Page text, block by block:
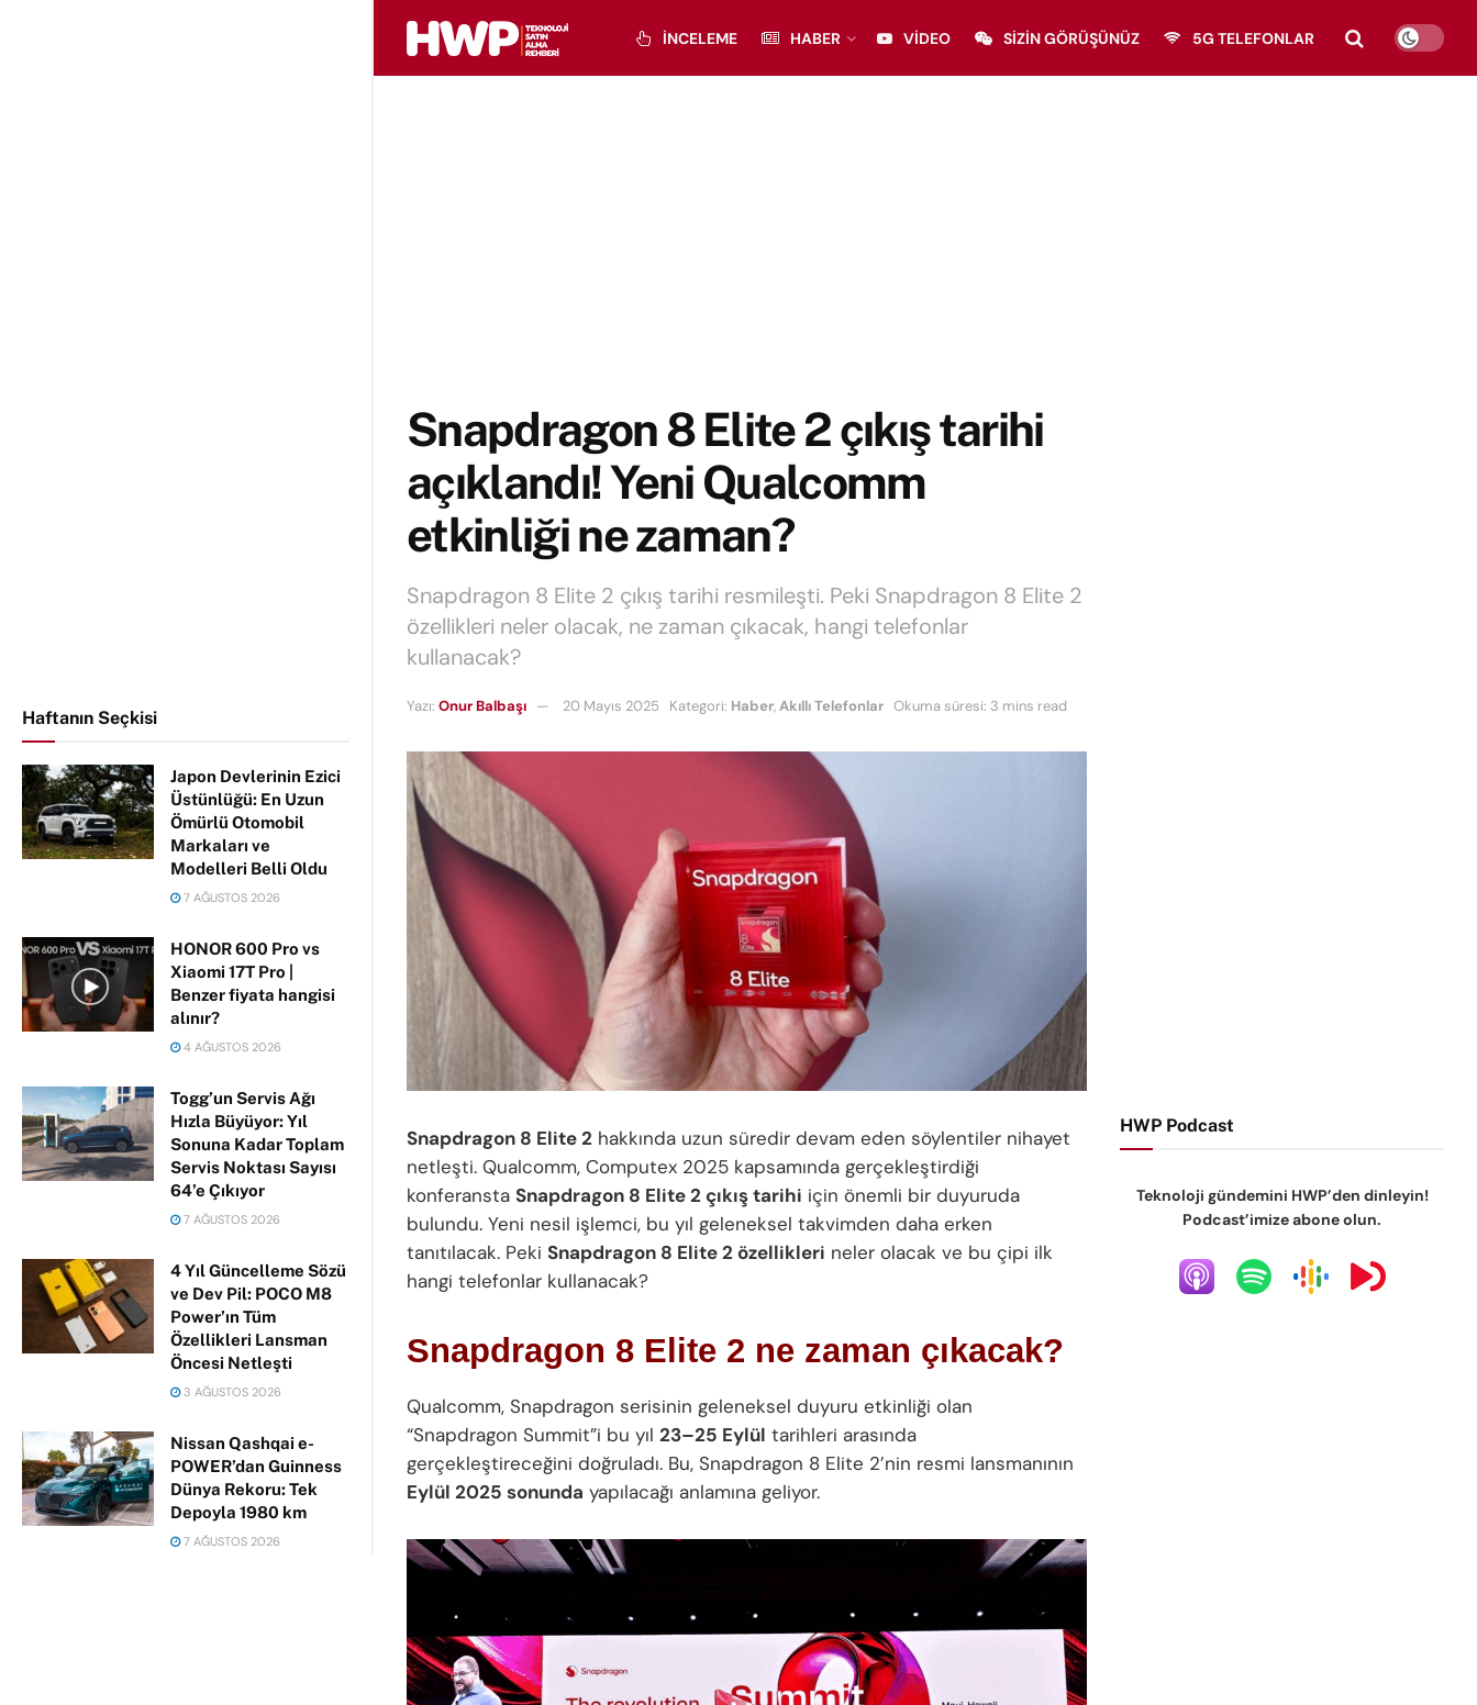
Haftanın Seçkisi
Japon Devlerinin Ezici
Üstünlüğü: En Uzun
Ömürlü Otomobil
Markaları ve
Modelleri Belli Oldu
7 AĞUSTOS 2026
HONOR 600 Pro vs
Xiaomi 17T Pro |
Benzer fiyata hangisi
alınır?
4 AĞUSTOS 2026
Togg’un Servis Ağı
Hızla Büyüyor: Yıl
Sonuna Kadar Toplam
Servis Noktası Sayısı
64’e Çıkıyor
7 AĞUSTOS 2026
4 Yıl Güncelleme Sözü
ve Dev Pil: POCO M8
Power’ın Tüm
Özellikleri Lansman
Öncesi Netleşti
3 AĞUSTOS 2026
Nissan Qashqai e-
POWER’dan Guinness
Dünya Rekoru: Tek
Depoyla 1980 km
7 AĞUSTOS 2026
İNCELEME HABER VIDEO SIZIN GÖRÜŞÜNÜZ 5G TELEFONLAR
Snapdragon 8 Elite 2 çıkış tarihi
açıklandı! Yeni Qualcomm
etkinliği ne zaman?
Snapdragon 8 Elite 2 çıkış tarihi resmileşti. Peki Snapdragon 8 Elite 2
özellikleri neler olacak, ne zaman çıkacak, hangi telefonlar
kullanacak?
Yazı: Onur Balbaşı 20 Mayıs 2025 Kategori: Haber,Akıllı Telefonlar Okuma süresi: 3 mins read
Snapdragon 8 Elite 2 hakkında uzun süredir devam eden söylentiler nihayet
netleşti. Qualcomm, Computex 2025 kapsamında gerçekleştirdiği
konferansta Snapdragon 8 Elite 2 çıkış tarihi için önemli bir duyuruda
bulundu. Yeni nesil işlemci, bu yıl geleneksel takvimden daha erken
tanıtılacak. Peki Snapdragon 8 Elite 2 özellikleri neler olacak ve bu çipi ilk
hangi telefonlar kullanacak?
Snapdragon 8 Elite 2 ne zaman çıkacak?
Qualcomm, Snapdragon serisinin geleneksel duyuru etkinliği olan
“Snapdragon Summit”i bu yıl 23–25 Eylül tarihleri arasında
gerçekleştireceğini doğruladı. Bu, Snapdragon 8 Elite 2’nin resmi lansmanının
Eylül 2025 sonunda yapılacağı anlamına geliyor.
HWP Podcast
Teknoloji gündemini HWP’den dinleyin!
Podcast’imize abone olun.